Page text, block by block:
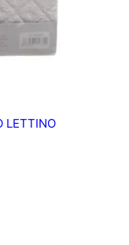
LETTINO